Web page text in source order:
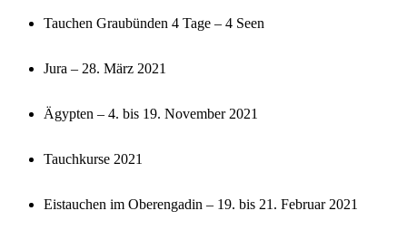
Tauchen Graubünden 4 Tage – 4 Seen
Jura – 28. März 2021
Ägypten – 4. bis 19. November 2021
Tauchkurse 2021
Eistauchen im Oberengadin – 19. bis 21. Februar 2021